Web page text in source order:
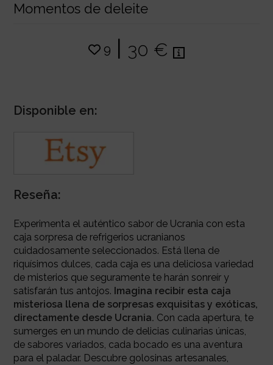
Momentos de deleite
9 | 30 €
Disponible en:
Reseña:
Experimenta el auténtico sabor de Ucrania con esta
caja sorpresa de refrigerios ucranianos
cuidadosamente seleccionados. Está llena de
riquísimos dulces, cada caja es una deliciosa variedad
de misterios que seguramente te harán sonreír y
satisfarán tus antojos. Imagina recibir esta caja
misteriosa llena de sorpresas exquisitas y exóticas,
directamente desde Ucrania. Con cada apertura, te
sumerges en un mundo de delicias culinarias únicas,
de sabores variados, cada bocado es una aventura
para el paladar. Descubre golosinas artesanales,